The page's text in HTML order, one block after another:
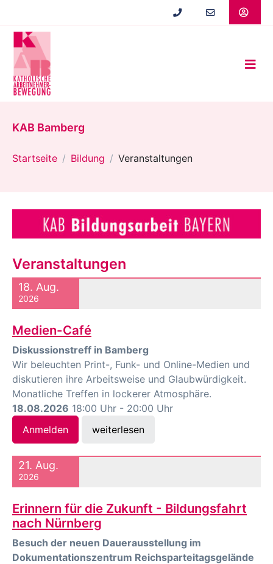
springen
KAB Bamberg
Startseite Bildung Veranstaltungen
Veranstaltungen
18. Aug.
2026
Medien-Café
Diskussionstreff in Bamberg
Wir beleuchten Print-, Funk- und Online-Medien und
diskutieren ihre Arbeitsweise und Glaubwürdigkeit.
Monatliche Treffen in lockerer Atmosphäre.
18.08.2026 18:00 Uhr - 20:00 Uhr
Anmelden
weiterlesen
21. Aug.
2026
Erinnern für die Zukunft - Bildungsfahrt
nach Nürnberg
Besuch der neuen Dauerausstellung im
Dokumentationszentrum Reichsparteitagsgelände